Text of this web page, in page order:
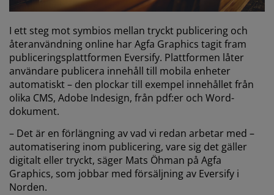
I ett steg mot symbios mellan tryckt publicering och
återanvändning online har Agfa Graphics tagit fram
publiceringsplattformen Eversify. Plattformen låter
användare publicera innehåll till mobila enheter
automatiskt – den plockar till exempel innehållet från
olika CMS, Adobe Indesign, från pdf:er och Word-
dokument.
– Det är en förlängning av vad vi redan arbetar med –
automatisering inom publicering, vare sig det gäller
digitalt eller tryckt, säger Mats Öhman på Agfa
Graphics, som jobbar med försäljning av Eversify i
Norden.